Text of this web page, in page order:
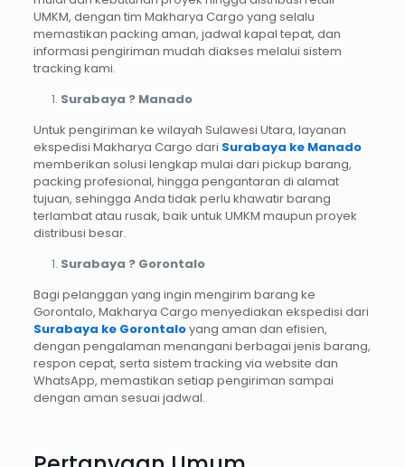
UMKM, dengan tim Makharya Cargo yang selalu
memastikan packing aman, jadwal kapal tepat, dan
informasi pengiriman mudah diakses melalui sistem
tracking kami.
Surabaya ? Manado
Untuk pengiriman ke wilayah Sulawesi Utara, layanan
ekspedisi Makharya Cargo dari Surabaya ke Manado
memberikan solusi lengkap mulai dari pickup barang,
packing profesional, hingga pengantaran di alamat
tujuan, sehingga Anda tidak perlu khawatir barang
terlambat atau rusak, baik untuk UMKM maupun proyek
distribusi besar.
Surabaya ? Gorontalo
Bagi pelanggan yang ingin mengirim barang ke
Gorontalo, Makharya Cargo menyediakan ekspedisi dari
Surabaya ke Gorontaloyang aman dan efisien,
dengan pengalaman menangani berbagai jenis barang,
respon cepat, serta sistem tracking via website dan
WhatsApp, memastikan setiap pengiriman sampai
dengan aman sesuai jadwal.